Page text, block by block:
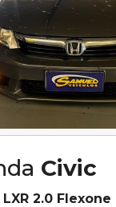
Civic
2.0 Flexone